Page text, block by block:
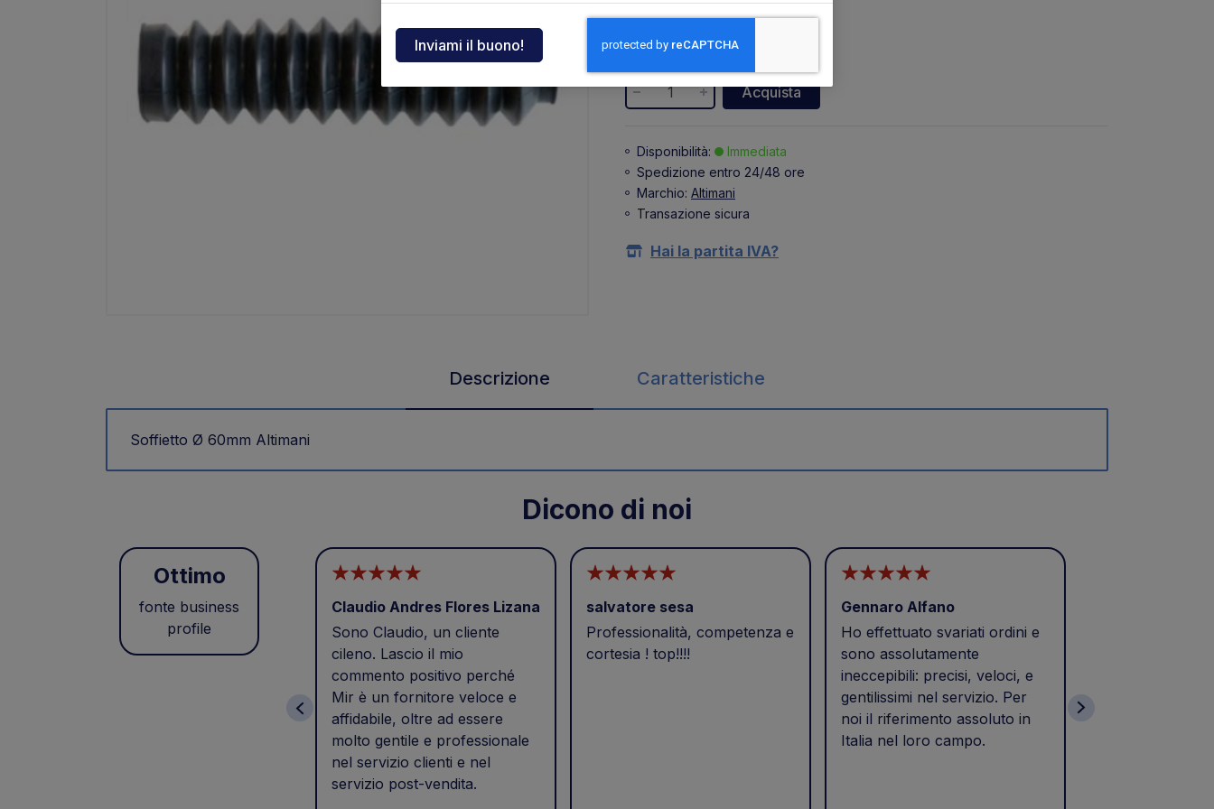
Centraline
Dhollandia
Elefantcar
MBB
35,75 €
+ 7,87 €(IVA 22%)
Acquista
Disponibilità:
Immediata
Spedizione entro 24/48 ore
Marchio: Altimani
Transazione sicura
Hai la partita IVA?
Descrizione Caratteristiche
Soffietto Ø 60mm Altimani
Dicono di noi
Ottimo
fonte business
profile
Claudio Andres Flores Lizana
Sono Claudio, un cliente
cileno. Lascio il mio
commento positivo perché
Mir è un fornitore veloce e
affidabile, oltre ad essere
molto gentile e professionale
nel servizio clienti e nel
servizio post-vendita.
salvatore sesa
Professionalità, competenza e
cortesia ! top!!!!
Gennaro Alfano
Ho effettuato svariati ordini e
sono assolutamente
ineccepibili: precisi, veloci, e
gentilissimi nel servizio. Per
noi il riferimento assoluto in
Italia nel loro campo.